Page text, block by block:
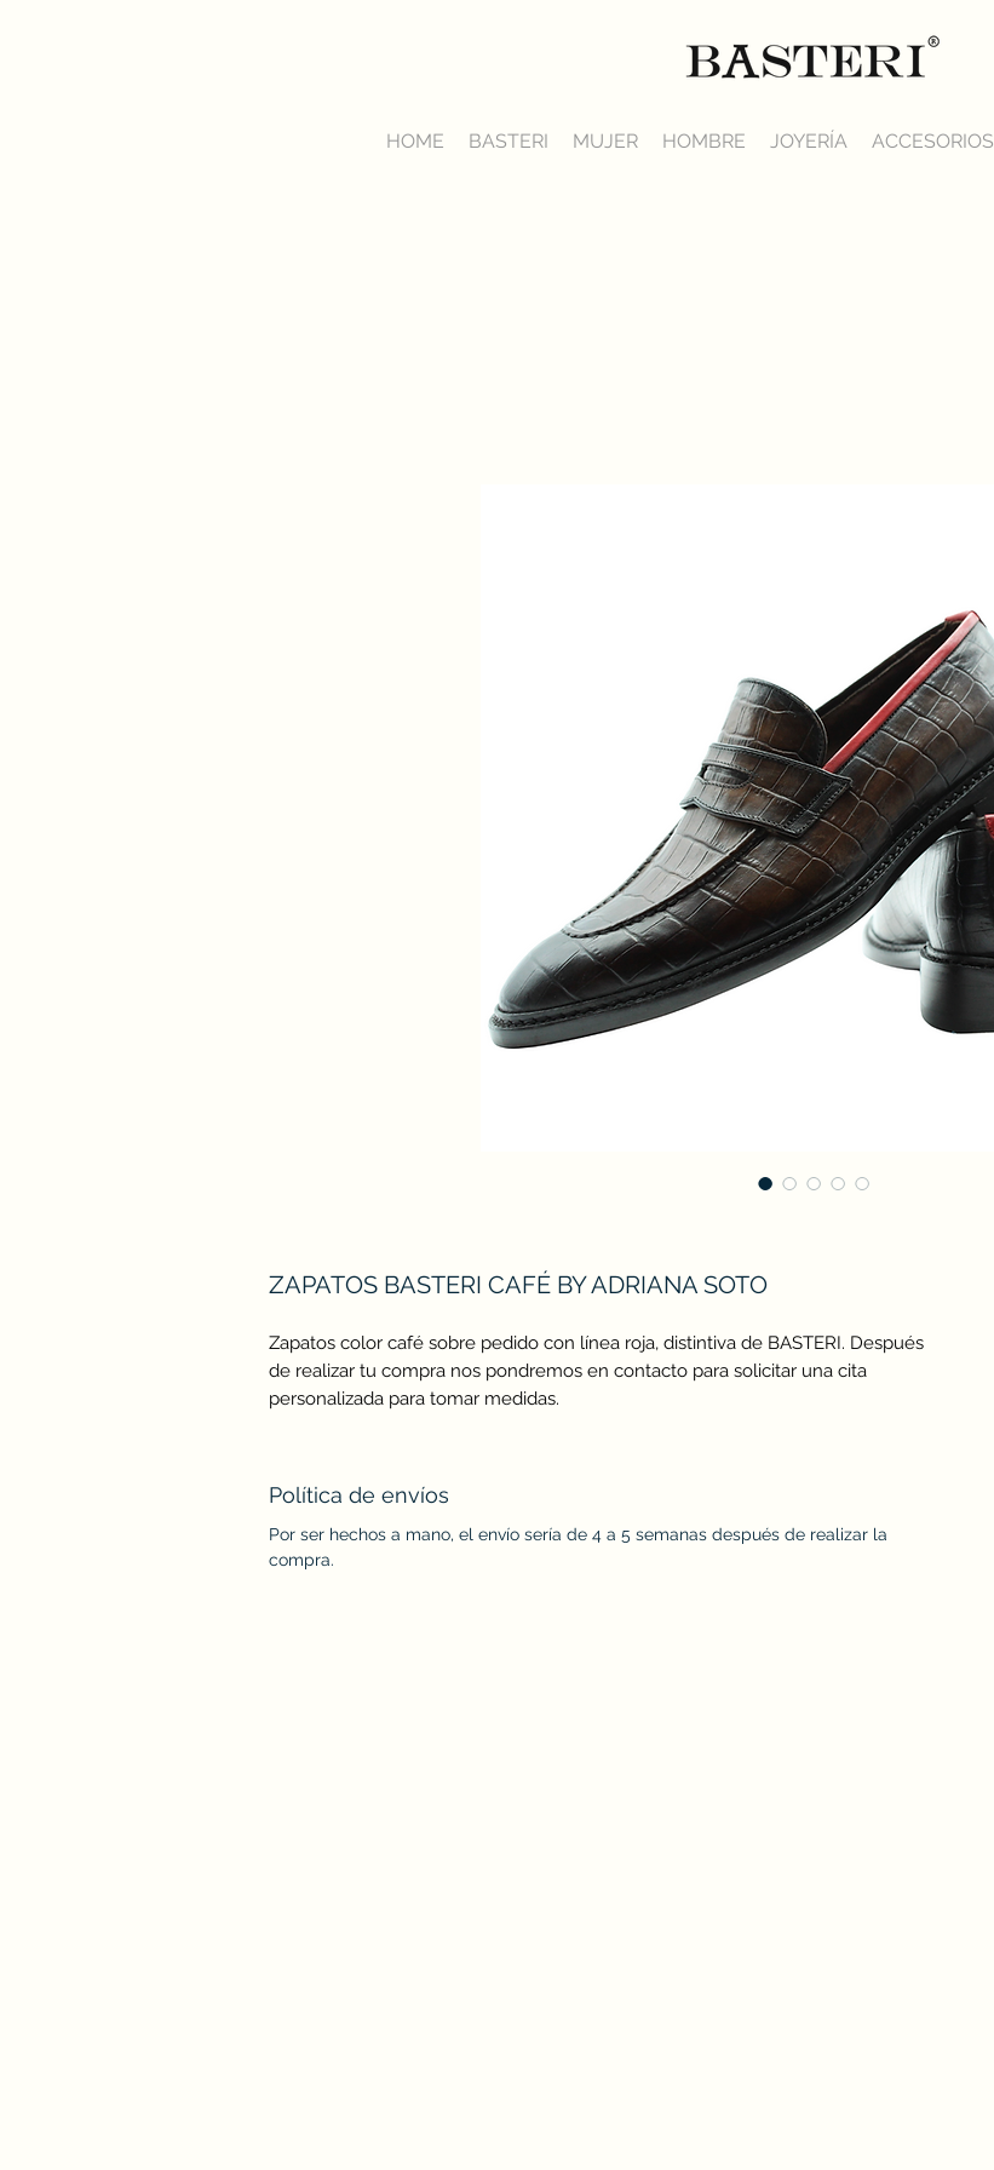
HOME BASTERI MUJER HOMBRE JOYERÍA ACCESORIOS
ZAPATOS BASTERI CAFÉ BY ADRIANA SOTO
Zapatos color café sobre pedido con línea roja, distintiva de BASTERI. Después
de realizar tu compra nos pondremos en contacto para solicitar una cita
personalizada para tomar medidas.
Política de envíos
Por ser hechos a mano, el envío sería de 4 a 5 semanas después de realizar la
compra.